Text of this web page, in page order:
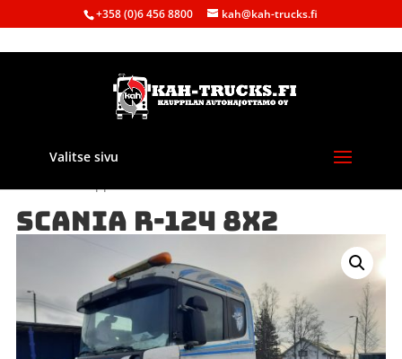
+358 (0)6 456 8800 kah@kah-trucks.fi
Valitse sivu
SCANIA R-124 8X2